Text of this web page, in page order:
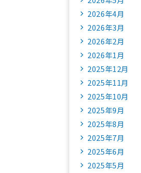
2026年4月
2026年3月
2026年2月
2026年1月
2025年12月
2025年11月
2025年10月
2025年9月
2025年8月
2025年7月
2025年6月
2025年5月